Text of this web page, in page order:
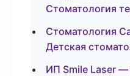
Стоматология
Стоматология
Детская
ИП Smile Laser —